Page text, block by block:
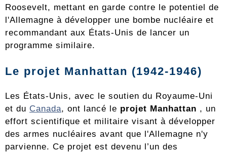
Roosevelt, mettant en garde contre le potentiel de
l'Allemagne à développer une bombe nucléaire et
recommandant aux États-Unis de lancer un
programme similaire.
Le projet Manhattan (1942-1946)
Les États-Unis, avec le soutien du Royaume-Uni
et du Canada, ont lancé le projet Manhattan , un
effort scientifique et militaire visant à développer
des armes nucléaires avant que l'Allemagne n'y
parvienne. Ce projet est devenu l’un des